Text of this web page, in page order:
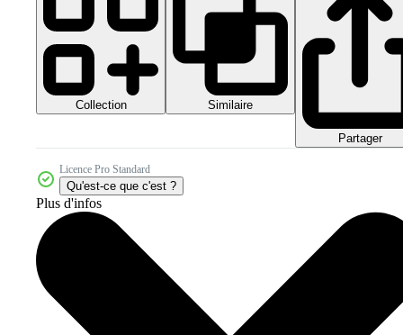
Collection Similaire
Partager
Licence Pro Standard
Qu'est-ce que c'est ?
Plus d'infos